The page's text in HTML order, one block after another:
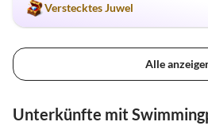
Verstecktes Juwel
Alle
Unterkünfte mit